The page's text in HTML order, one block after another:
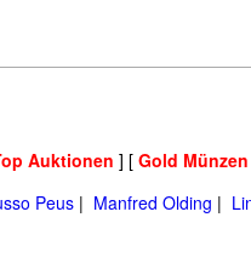
Auktionen ] [ Gold
Peus | Manfred Olding |